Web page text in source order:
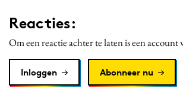
Reacties:
Om een reactie achter te laten is een account
Inloggen Abonneer nu